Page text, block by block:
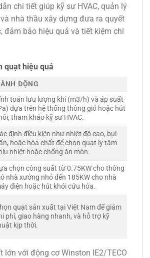
chi tiết giúp kỹ sư HVAC, quản lý
nhà thầu xây dựng đưa ra quyết
đảm bảo hiệu quả và tiết kiệm chi
quạt hiệu quả
ĐỘNG
toán lưu lượng khí (m3/h) và áp suất
dựa trên hệ thống thông gió hoặc hút
tham khảo kỹ sư HVAC.
định điều kiện như nhiệt độ cao, bụi
hoặc hóa chất để chọn quạt ly tâm
nhiệt hoặc chống ăn mòn.
chọn công suất từ 0.75KW cho thông
nhà xưởng nhỏ đến 185KW cho nhà
điện hoặc hút khói cứu hỏa.
quạt sản xuất tại Việt Nam để giảm
phí, giao hàng nhanh, và hỗ trợ kỹ
kịp thời.
lớn với động cơ Winston IE2/TECO